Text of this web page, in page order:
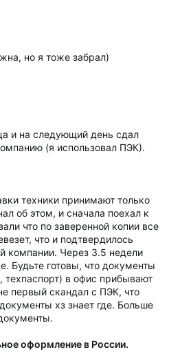
но я тоже забрал)
и на следующий день сдал
(я использовал ПЭК).
техники принимают только
об этом, и сначала поехал к
что по заверенной копии все
что и подтвердилось
компании. Через 3.5 недели
Будьте готовы, что документы
в офис прибывают
первый скандал с ПЭК, что
хз знает где. Больше
оформление в России.